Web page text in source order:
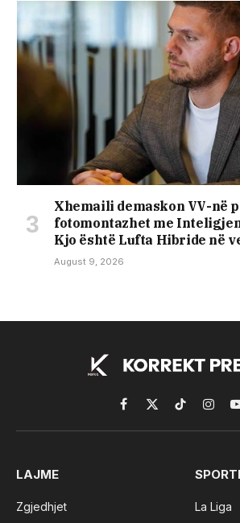
Xhemaili demaskon VV-në
fotomontazhet me
Kjo është Lufta Hibride në
August 9, 2026
Facebook
X
(Twitter)
TikTok
LAJME
Zgjedhjet
SPORTI
La Liga